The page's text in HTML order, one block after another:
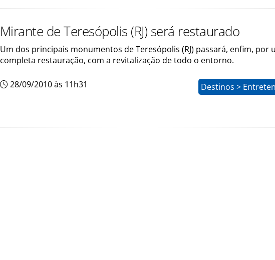
Mirante de Teresópolis (RJ) será restaurado
Um dos principais monumentos de Teresópolis (RJ) passará, enfim, por
completa restauração, com a revitalização de todo o entorno.
28/09/2010 às 11h31 Destinos >